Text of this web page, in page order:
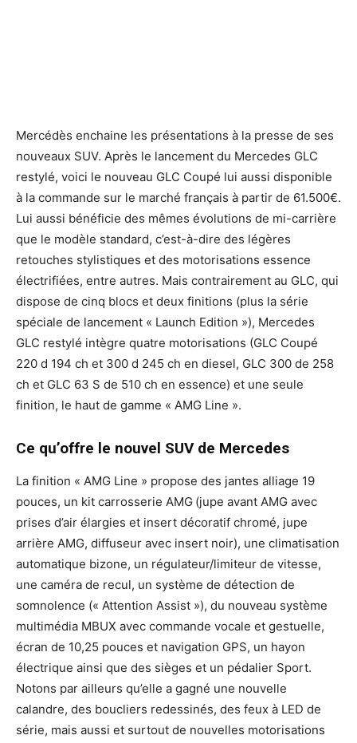
Mercédès enchaine les présentations à la presse de ses
nouveaux SUV. Après le lancement du Mercedes GLC
restylé, voici le nouveau GLC Coupé lui aussi disponible
à la commande sur le marché français à partir de 61.500€.
Lui aussi bénéficie des mêmes évolutions de mi-carrière
que le modèle standard, c’est-à-dire des légères
retouches stylistiques et des motorisations essence
électrifiées, entre autres. Mais contrairement au GLC, qui
dispose de cinq blocs et deux finitions (plus la série
spéciale de lancement « Launch Edition »), Mercedes
GLC restylé intègre quatre motorisations (GLC Coupé
220 d 194 ch et 300 d 245 ch en diesel, GLC 300 de 258
ch et GLC 63 S de 510 ch en essence) et une seule
finition, le haut de gamme « AMG Line ».
Ce qu’offre le nouvel SUV de Mercedes
La finition « AMG Line » propose des jantes alliage 19
pouces, un kit carrosserie AMG (jupe avant AMG avec
prises d’air élargies et insert décoratif chromé, jupe
arrière AMG, diffuseur avec insert noir), une climatisation
automatique bizone, un régulateur/limiteur de vitesse,
une caméra de recul, un système de détection de
somnolence (« Attention Assist »), du nouveau système
multimédia MBUX avec commande vocale et gestuelle,
écran de 10,25 pouces et navigation GPS, un hayon
électrique ainsi que des sièges et un pédalier Sport.
Notons par ailleurs qu’elle a gagné une nouvelle
calandre, des boucliers redessinés, des feux à LED de
série, mais aussi et surtout de nouvelles motorisations